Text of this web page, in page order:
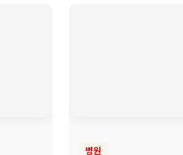
병원